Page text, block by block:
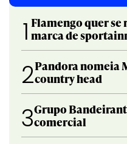
1 Flamengo quer
marca de
2Pandora nomeia
country head
3Grupo
comercial